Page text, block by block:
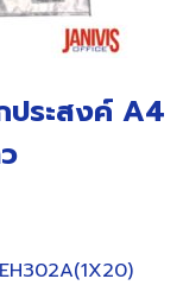
ประสงค์ A4